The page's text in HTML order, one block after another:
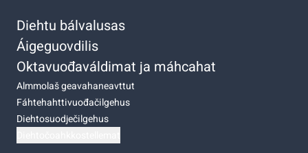
Diehtu bálvalusas
Áigeguovdilis
Oktavuođaváldimat ja máhcahat
Almmolaš geavahaneavttut
Fáhtehahttivuođačilgehus
Diehtosuodječilgehus